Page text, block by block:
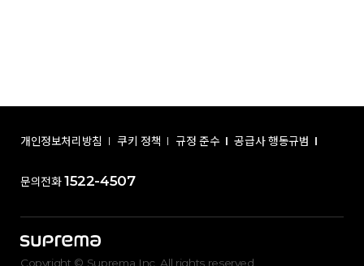
개인정보처리방침 쿠키 정책 규정 준수 공급사 행동규범
문의전화 1522-4507
Copyright © Suprema Inc. All rights reserved.